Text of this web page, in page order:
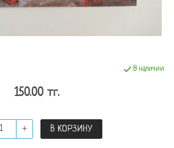
В наличии
150.00 тг.
В КОРЗИНУ